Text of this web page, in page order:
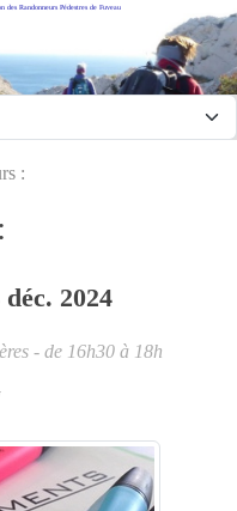
des Randonneurs Pédestres de Fuveau
:
déc. 2024
- de 16h30 à 18h